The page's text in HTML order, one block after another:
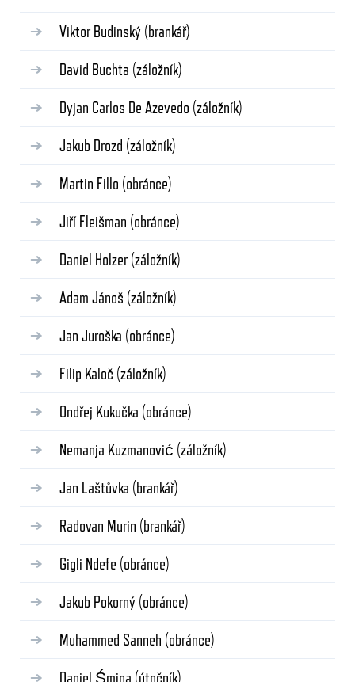
Viktor Budinský (brankář)
David Buchta (záložník)
Dyjan Carlos De Azevedo (záložník)
Jakub Drozd (záložník)
Martin Fillo (obránce)
Jiří Fleišman (obránce)
Daniel Holzer (záložník)
Adam Jánoš (záložník)
Jan Juroška (obránce)
Filip Kaloč (záložník)
Ondřej Kukučka (obránce)
Nemanja Kuzmanović (záložník)
Jan Laštůvka (brankář)
Radovan Murin (brankář)
Gigli Ndefe (obránce)
Jakub Pokorný (obránce)
Muhammed Sanneh (obránce)
Daniel Śmiga (útočník)